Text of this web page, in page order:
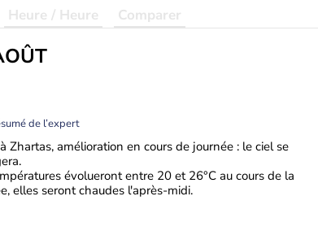
Heure / Heure Comparer
de l’expert
Zhartas, amélioration en cours de journée : le ciel se
évolueront entre 20 et 26°C au cours de la
elles seront chaudes l'après-midi.